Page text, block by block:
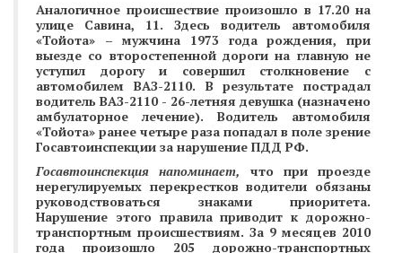
Аналогичное происшествие произошло в 17.20 на
улице Савина, 11. Здесь водитель автомобиля
«Тойота» – мужчина 1973 года рождения, при
выезде со второстепенной дороги на главную не
уступил дорогу и совершил столкновение с
автомобилем ВАЗ-2110. В результате пострадал
водитель ВАЗ-2110 - 26-летняя девушка (назначено
амбулаторное лечение). Водитель автомобиля
«Тойота» ранее четыре раза попадал в поле зрение
Госавтоинспекции за нарушение ПДД РФ.
Госавтоинспекция напоминает, что при проезде
нерегулируемых перекрестков водители обязаны
руководствоваться знаками приоритета.
Нарушение этого правила приводит к дорожно-
транспортным происшествиям. За 9 месяцев 2010
года произошло 205 дорожно-транспортных